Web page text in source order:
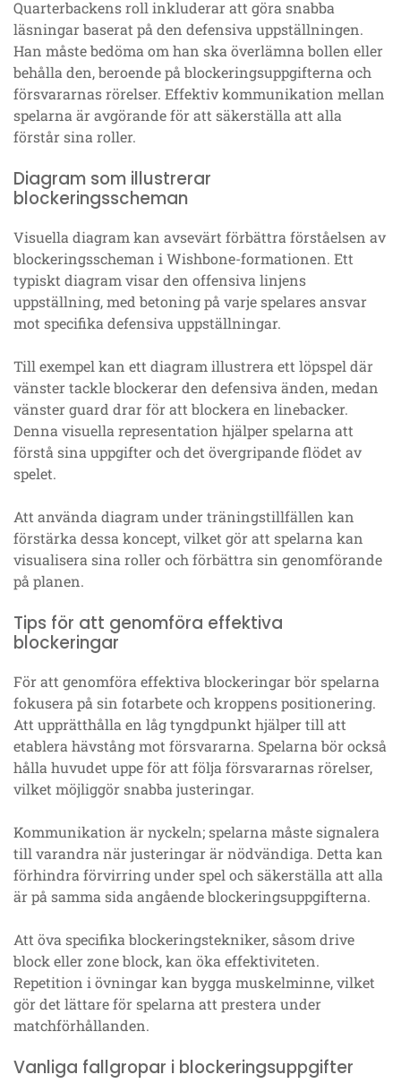
Quarterbackens roll inkluderar att göra snabba
läsningar baserat på den defensiva uppställningen.
Han måste bedöma om han ska överlämna bollen eller
behålla den, beroende på blockeringsuppgifterna och
försvararnas rörelser. Effektiv kommunikation mellan
spelarna är avgörande för att säkerställa att alla
förstår sina roller.
Diagram som illustrerar
blockeringsscheman
Visuella diagram kan avsevärt förbättra förståelsen av
blockeringsscheman i Wishbone-formationen. Ett
typiskt diagram visar den offensiva linjens
uppställning, med betoning på varje spelares ansvar
mot specifika defensiva uppställningar.
Till exempel kan ett diagram illustrera ett löpspel där
vänster tackle blockerar den defensiva änden, medan
vänster guard drar för att blockera en linebacker.
Denna visuella representation hjälper spelarna att
förstå sina uppgifter och det övergripande flödet av
spelet.
Att använda diagram under träningstillfällen kan
förstärka dessa koncept, vilket gör att spelarna kan
visualisera sina roller och förbättra sin genomförande
på planen.
Tips för att genomföra effektiva
blockeringar
För att genomföra effektiva blockeringar bör spelarna
fokusera på sin fotarbete och kroppens positionering.
Att upprätthålla en låg tyngdpunkt hjälper till att
etablera hävstång mot försvararna. Spelarna bör också
hålla huvudet uppe för att följa försvararnas rörelser,
vilket möjliggör snabba justeringar.
Kommunikation är nyckeln; spelarna måste signalera
till varandra när justeringar är nödvändiga. Detta kan
förhindra förvirring under spel och säkerställa att alla
är på samma sida angående blockeringsuppgifterna.
Att öva specifika blockeringstekniker, såsom drive
block eller zone block, kan öka effektiviteten.
Repetition i övningar kan bygga muskelminne, vilket
gör det lättare för spelarna att prestera under
matchförhållanden.
Vanliga fallgropar i blockeringsuppgifter